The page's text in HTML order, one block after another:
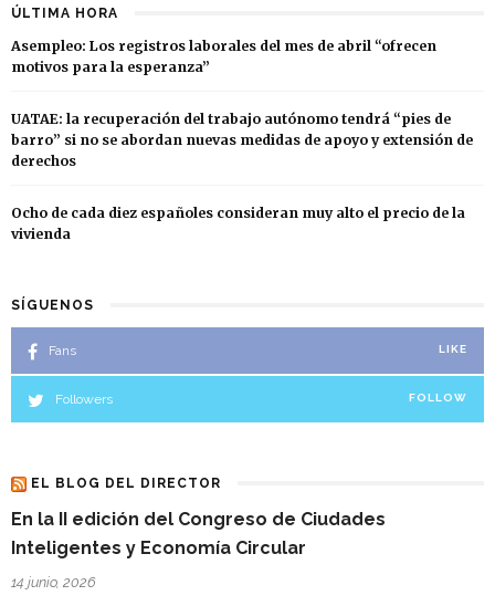
ÚLTIMA HORA
Asempleo: Los registros laborales del mes de abril “ofrecen
motivos para la esperanza”
UATAE: la recuperación del trabajo autónomo tendrá “pies de
barro” si no se abordan nuevas medidas de apoyo y extensión de
derechos
Ocho de cada diez españoles consideran muy alto el precio de la
vivienda
SÍGUENOS
Fans LIKE
Followers FOLLOW
EL BLOG DEL DIRECTOR
En la II edición del Congreso de Ciudades
Inteligentes y Economía Circular
14 junio, 2026